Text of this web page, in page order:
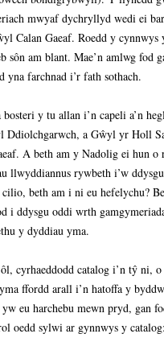
mwyaf dychryllyd wedi ei
Calan Gaeaf. Roedd y
sôn am blant. Mae’n amlwg fod
yna farchnad i’r fath sothach.
y tu allan i’n capeli a’n
Ddiolchgarwch, a Gŵyl yr Holl
A beth am y Nadolig ei hun o
llwyddiannus rywbeth i’w
beth am i ni eu hefelychu?
i ddysgu oddi wrth
y dyddiau yma.
cyrhaeddodd catalog i’n tŷ ni,
ffordd arall i’n hatoffa y
eu harchebu mewn pryd, gan
oedd sylwi ar gynnwys y